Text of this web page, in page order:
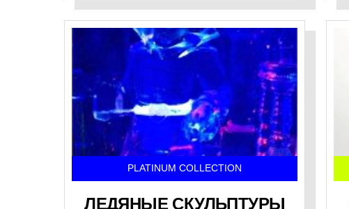
PLATINUM COLLECTION
ЛЕДЯНЫЕ СКУЛЬПТУРЫ